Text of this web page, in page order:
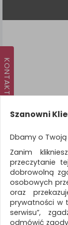
KATEGORIE
WSZYSTKIE
FILTRY
Szanowni
Dbamy o
Zanim
przeczytanie
dobrowolną
osobowych
oraz
prywatności w
serwisu”,
odmówić